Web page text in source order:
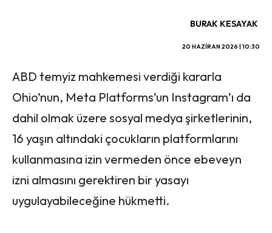
BURAK KESAYAK
20 HAZIRAN 2026 | 10:30
ABD temyiz mahkemesi verdiği kararla
Ohio’nun, Meta Platforms’un Instagram’ı da
dahil olmak üzere sosyal medya şirketlerinin,
16 yaşın altındaki çocukların platformlarını
kullanmasına izin vermeden önce ebeveyn
izni almasını gerektiren bir yasayı
uygulayabileceğine hükmetti.